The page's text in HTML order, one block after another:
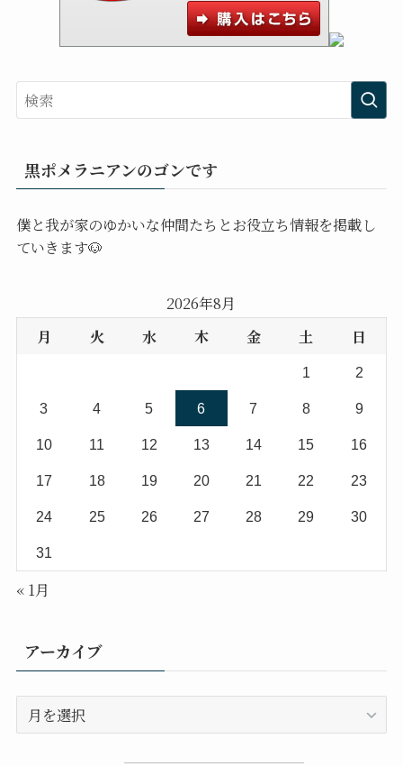
黒ポメラニアンのゴンです
僕と我が家のゆかいな仲間たちとお役立ち情報を掲載し
ていきます🐶
2026年8月
月
火 水 木 金 土 日
1 2
3 4 5 6 7 8 9
10 11 12 13 14 15 16
17 18 19 20 21 22 23
24 25 26 27 28 29 30
31
« 1月
アーカイブ
ー